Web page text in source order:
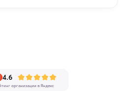
4.6
организации в Яндекс